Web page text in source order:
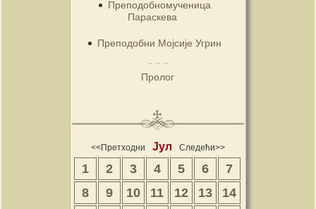
Преподобномученица
Параскева
Преподобни Мојсије Угрин
Пролог
<<Претходни Јул Следећи>>
1 2 3 4 5 6
7
8
9 10 11 12 13
14